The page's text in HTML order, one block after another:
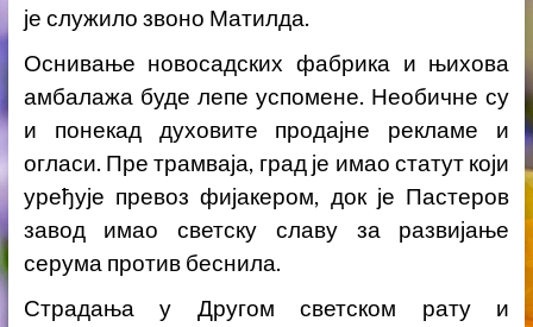
је служило звоно Матилда.
Оснивање новосадских фабрика и њихова
амбалажа буде лепе успомене. Необичне су
и понекад духовите продајне рекламе и
огласи. Пре трамваја, град је имао статут који
уређује превоз фијакером, док је Пастеров
завод имао светску славу за развијање
серума против беснила.
Страдања у Другом светском рату и